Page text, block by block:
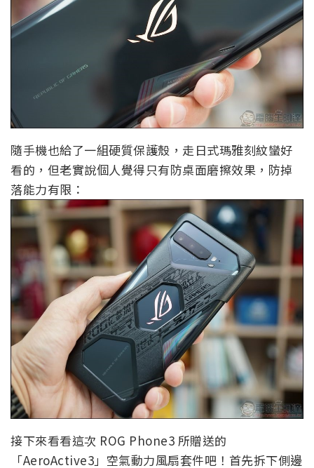
隨手機也給了一組硬質保護殼，走日式瑪雅刻紋蠻好
看的，但老實說個人覺得只有防桌面磨擦效果，防掉
落能力有限：
接下來看看這次 ROG Phone3 所贈送的
「AeroActive3」空氣動力風扇套件吧！首先拆下側邊